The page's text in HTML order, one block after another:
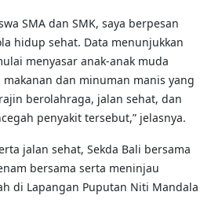
SMA dan SMK, saya berpesan
hidup sehat. Data menunjukkan
menyasar anak-anak muda
dan minuman manis yang
berolahraga, jalan sehat, dan
penyakit tersebut,” jelasnya.
jalan sehat, Sekda Bali bersama
bersama serta meninjau
di Lapangan Puputan Niti Mandala